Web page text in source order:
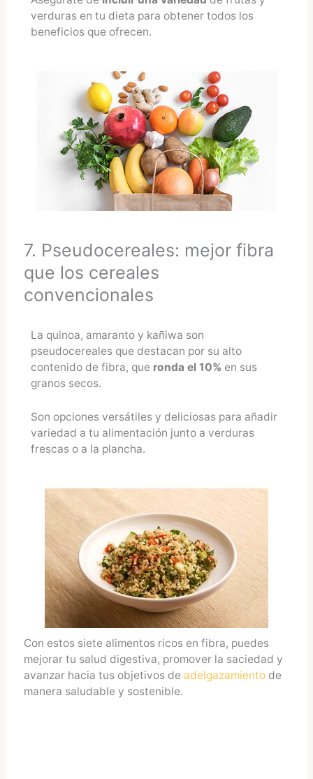
verduras en tu dieta para obtener todos los
beneficios que ofrecen.
7. Pseudocereales: mejor fibra
que los cereales
convencionales
La quinoa, amaranto y kañiwa son
pseudocereales que destacan por su alto
contenido de fibra, que ronda el 10% en sus
granos secos.
Son opciones versátiles y deliciosas para añadir
variedad a tu alimentación junto a verduras
frescas o a la plancha.
Con estos siete alimentos ricos en fibra, puedes
mejorar tu salud digestiva, promover la saciedad y
avanzar hacia tus objetivos deadelgazamientode
manera saludable y sostenible.